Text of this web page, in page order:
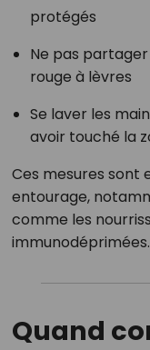
protégés
Ne pas
rouge à lèvres
Se laver les
avoir touché la
Ces mesures sont
entourage,
comme les
immunodéprimées.
Quand